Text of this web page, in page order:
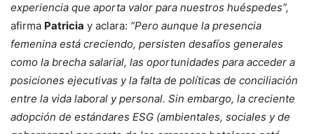
experiencia que aporta valor para nuestros huéspedes”,
afirma Patricia y aclara: “Pero aunque la presencia
femenina está creciendo, persisten desafíos generales
como la brecha salarial, las oportunidades para acceder a
posiciones ejecutivas y la falta de políticas de conciliación
entre la vida laboral y personal. Sin embargo, la creciente
adopción de estándares ESG (ambientales, sociales y de